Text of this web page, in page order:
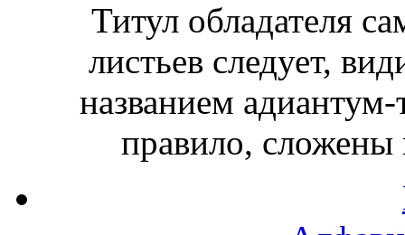
Титул обладателя
листьев следует,
названием адиантум-
правило, сложены